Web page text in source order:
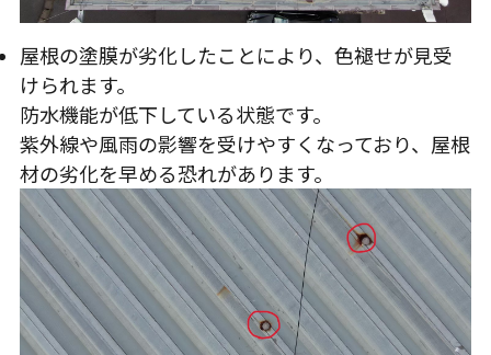
屋根の塗膜が劣化したことにより、色褪せが見受
けられます。
防水機能が低下している状態です。
紫外線や風雨の影響を受けやすくなっており、屋根
材の劣化を早める恐れがあります。